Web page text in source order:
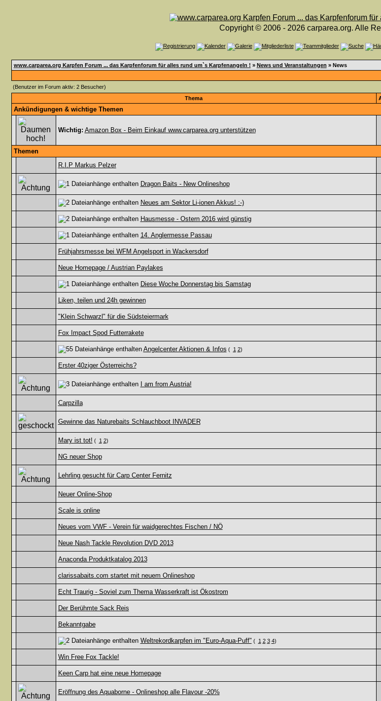
Copyright © 2006 - 2026 carparea.org. Alle
www.carparea.org Karpfen Forum ... das Karpfenforum für alles rund um`s Karpfenangeln ! » News und Veranstaltungen » News
(Benutzer im Forum aktiv: 2 Besucher)
Thema
Ankündigungen & wichtige Themen
Wichtig: Amazon Box - Beim Einkauf www.carparea.org unterstützen
Themen
R.I.P Markus Pelzer
Dragon Baits - New Onlineshop
Neues am Sektor Li-ionen Akkus! :-)
Hausmesse - Ostern 2016 wird günstig
14. Anglermesse Passau
Frühjahrsmesse bei WFM Angelsport in Wackersdorf
Neue Homepage / Austrian Paylakes
Diese Woche Donnerstag bis Samstag
Liken, teilen und 24h gewinnen
"Klein Schwarzl" für die Südsteiermark
Fox Impact Spod Futterrakete
Angelcenter Aktionen & Infos ( 1 2)
Erster 40ziger Österreichs?
I am from Austria!
Carpzilla
Gewinne das Naturebaits Schlauchboot INVADER
Mary ist tot! ( 1 2)
NG neuer Shop
Lehrling gesucht für Carp Center Fernitz
Neuer Online-Shop
Scale is online
Neues vom VWF - Verein für waidgerechtes Fischen / NÖ
Neue Nash Tackle Revolution DVD 2013
Anaconda Produktkatalog 2013
clarissabaits.com startet mit neuem Onlineshop
Echt Traurig - Soviel zum Thema Wasserkraft ist Ökostrom
Der Berühmte Sack Reis
Bekanntgabe
Weltrekordkarpfen im "Euro-Aqua-Puff" ( 1 2 3 4)
Win Free Fox Tackle!
Keen Carp hat eine neue Homepage
Eröffnung des Aquaborne - Onlineshop alle Flavour -20%